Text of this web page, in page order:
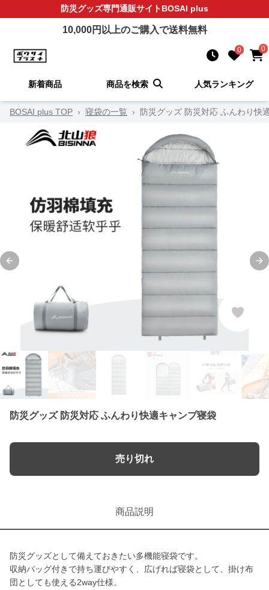
防災グッズ専門通販サイトBOSAI plus
10,000円以上のご購入で送料無料
0 0
新着商品 商品を検索 人気ランキング
BOSAI plus TOP › 寝袋の一覧 › 防災グッズ 防災対応 ふんわり快
Previous slide
防災グッズ 防災対応 ふんわり快適キャンプ寝袋
売り切れ
商品説明
防災グッズとして備えておきたい多機能寝袋です。
収納バッグ付きで持ち運びやすく、広げれば寝袋として、掛け布
団としても使える2way仕様。